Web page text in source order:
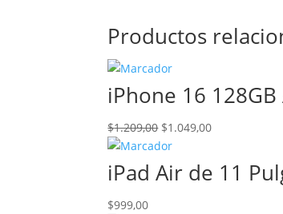
Productos
iPhone 16
$1.209,00 El
precio
original
era:
$1.049,00El
actual
es:
iPad Air de 11
$999,00